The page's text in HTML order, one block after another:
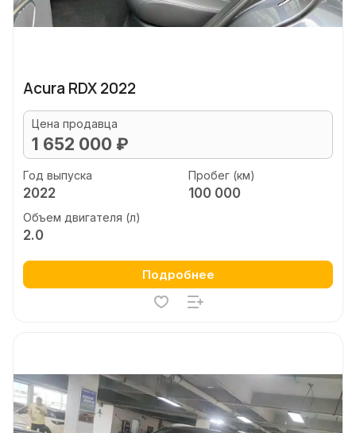
Acura RDX 2022
Цена продавца
1 652 000 ₽
Год выпуска
2022
Пробег (км)
100 000
Объем двигателя (л)
2.0
Подробнее